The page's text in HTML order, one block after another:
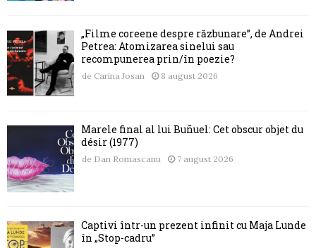
„Filme coreene despre răzbunare”, de Andrei
Petrea: Atomizarea sinelui sau
recompunerea prin/în poezie?
de Carina Josan 8 august 2026
Marele final al lui Buñuel: Cet obscur objet du
désir (1977)
de Dan Romascanu 7 august 2026
Captivi într-un prezent infinit cu Maja Lunde
în „Stop-cadru”